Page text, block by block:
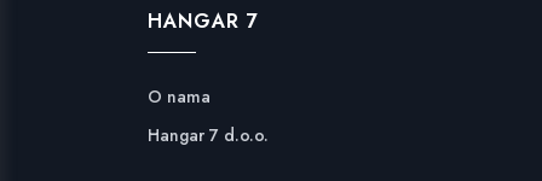
HANGAR 7
O nama
Hangar 7 d.o.o.